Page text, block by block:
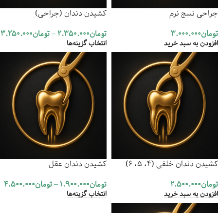
جراحی نسج نرم
تومان3.000.000
افزودن به سبد خرید
کشیدن دندان (جراحی)
تومان2.350.000
–تومان3.250.000
انتخاب گزینه‌ها
کشیدن دندان خلفی (4، 5، 6)
تومان2.500.000
افزودن به سبد خرید
کشیدن دندان عقل
تومان1.900.000
–تومان4.500.000
انتخاب گزینه‌ها